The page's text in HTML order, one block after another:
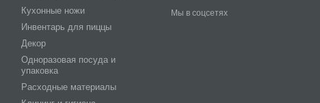
Кухонные ножи
Инвентарь для пиццы
Декор
Одноразовая посуда и
упаковка
Расходные материалы
Мы в соцсетях